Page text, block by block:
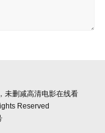
未删减高清电影在线看
Reserved